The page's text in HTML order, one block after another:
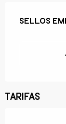
Sellos
Sellos
Tarifas